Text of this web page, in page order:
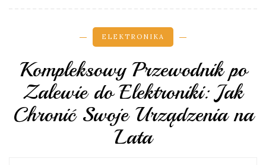
ELEKTRONIKA
Kompleksowy Przewodnik po
Zalewie do Elektroniki: Jak
Chronić Swoje Urządzenia na
Lata